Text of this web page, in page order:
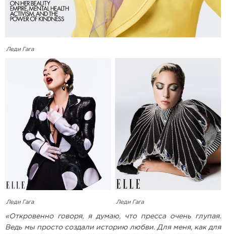
Леди Гага
Леди Гага Леди Гага
«Откровенно говоря, я думаю, что пресса очень глупая.
Ведь мы просто создали историю любви. Для меня, как для